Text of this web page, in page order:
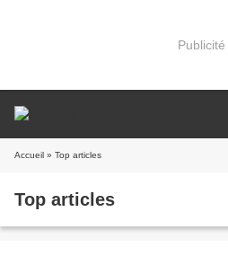
Publicité
Accueil » Top articles
Top articles